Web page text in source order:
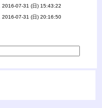
2016-07-31 (日) 15:43:22
2016-07-31 (日) 20:16:50